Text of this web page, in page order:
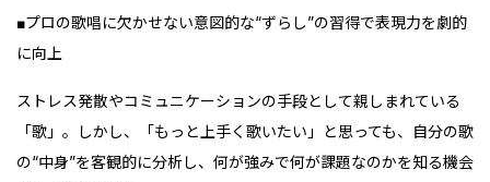
■プロの歌唱に欠かせない意図的な“ずらし”の習得で表現力を劇的
に向上
ストレス発散やコミュニケーションの手段として親しまれている
「歌」。しかし、「もっと上手く歌いたい」と思っても、自分の歌
の“中身”を客観的に分析し、何が強みで何が課題なのかを知る機会